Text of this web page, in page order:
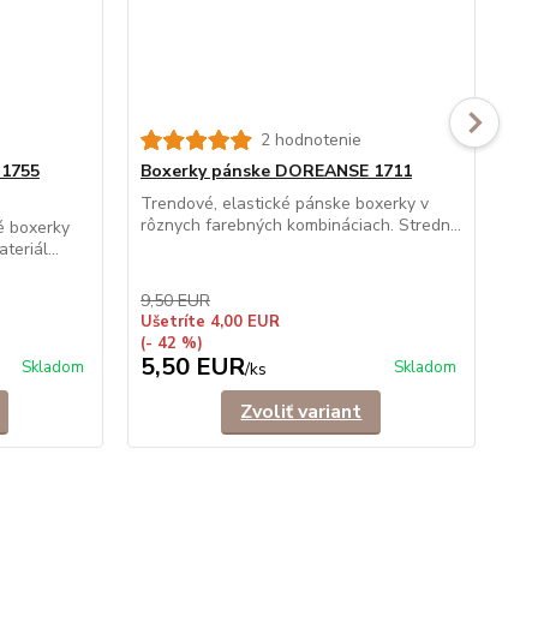
boxerky
Skladom
2 hodnotenie
Boxerky pánske DOREANSE 1711
Trendové, elastické pánske boxerky v
rôznych farebných kombináciach. Stredn...
9,50 EUR
Ušetríte 4,00 EUR
(- 42 %)
5,50 EUR/ks Skladom
Zvoliť variant